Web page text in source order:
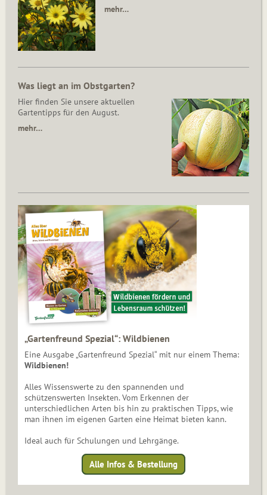
mehr…
Was liegt an im Obstgarten?
Hier finden Sie unsere aktuellen
Gartentipps für den August.
mehr…
„Gartenfreund Spezial“: Wildbienen
Eine Ausgabe „Gartenfreund Spezial“ mit nur einem Thema:
Wildbienen!
Alles Wissenswerte zu den spannenden und
schützenswerten Insekten. Vom Erkennen der
unterschiedlichen Arten bis hin zu praktischen Tipps, wie
man ihnen im eigenen Garten eine Heimat bieten kann.
Ideal auch für Schulungen und Lehrgänge.
Alle Infos & Bestellung